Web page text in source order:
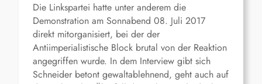
Die Linkspartei hatte unter anderem die
Demonstration am Sonnabend 08. Juli 2017
direkt mitorganisiert, bei der der
Antiimperialistische Block brutal von der Reaktion
angegriffen wurde. In dem Interview gibt sich
Schneider betont gewaltablehnend, geht auch auf